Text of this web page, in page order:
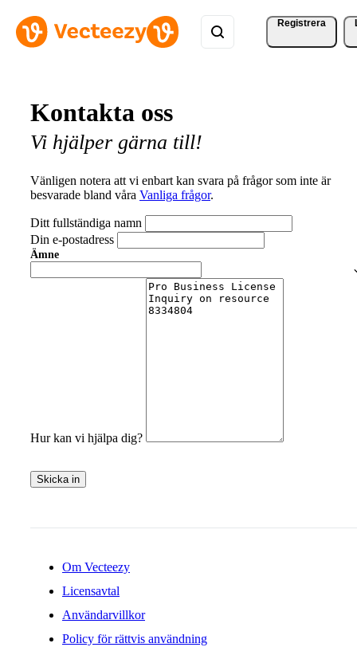
Registrera
Kontakta oss
Vi hjälper gärna till!
Vänligen notera att vi enbart kan svara på frågor som inte är
besvarade bland våra Vanliga frågor.
Ditt fullständiga namn
Din e-postadress
Ämne
Hur kan vi hjälpa dig?
Skicka in
Om Vecteezy
Licensavtal
Användarvillkor
Policy för rättvis användning